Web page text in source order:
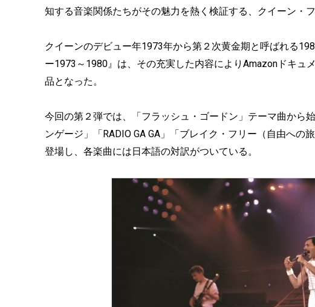
知する音楽関係たちがその魅力を熱く検証する、クイーン・
クイーンのデビュー年1973年から第２次黄金期と呼ばれる
ー1973～1980』は、その充実した内容によりAmazonドキュ
品となった。
今回の第２弾では、「フラッシュ・ゴードン」テーマ曲から
ンゲージ」「RADIO GA GA」「ブレイク・フリー（自由へ
登場し、各楽曲には日本語の対訳がついている。